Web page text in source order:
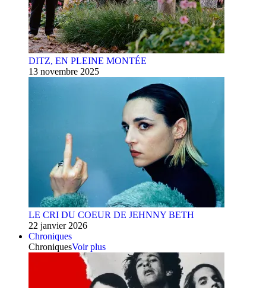
DITZ, EN PLEINE MONTÉE
13 novembre 2025
LE CRI DU COEUR DE JEHNNY BETH
22 janvier 2026
Chroniques
ChroniquesVoir plus